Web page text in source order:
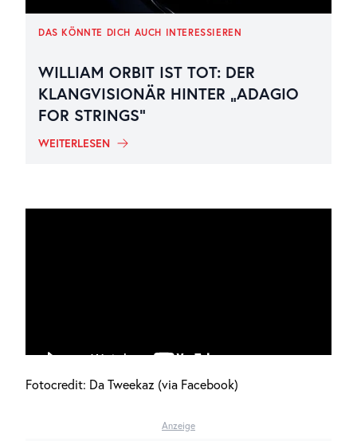
DAS KÖNNTE DICH AUCH INTERESSIEREN
WILLIAM ORBIT IST TOT: DER
KLANGVISIONÄR HINTER „ADAGIO
FOR STRINGS“
WEITERLESEN
Fotocredit: Da Tweekaz (via Facebook)
Anzeige